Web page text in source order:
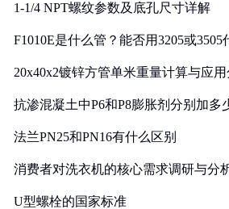
1-1/4 NPT螺纹参数及底孔尺寸详解
F1010E是什么管？能否用3205或3505
20x40x2镀锌方管单米重量计算与应
抗渗混凝土中P6和P8膨胀剂分别加多
法兰PN25和PN16有什么区别
消费者对洗衣机的核心需求调研与分
U型螺栓的国家标准